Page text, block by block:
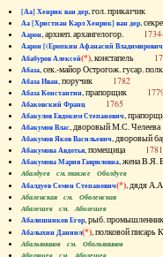
[Аа] Хенрик ван дер, гол. приказчик
Аа [Христиан Карл Хенрик] ван дер,
Аарон, архиеп. архангелогор.
Аарон [(Еропкин Афанасий
Абабуров Алексей(*), констапель
Абаза, сек.-майор Острогож. гусар.
Абаза Иван, поручик 1782
Абаза Константин, прапорщик
Абаковский Франц 1765
Абакулов Евдоким Степанович,
Абакумов Влас, дворовый М.С.
Абакумов Яков Васильевич, дворовый
Абакумова Авдотья, помещица 1781
Абакумова Мария Гавриловна, жена
Абалдуев см. также Оболдуев
Абалдуев Семен Степанович(*), дядя
Абаленская см. Оболенская
Абалешев см. Аболешев
Абалишников Егор, рыб.
Абалыхин Даниил(*), полковой
Абальянинов см. Обольянинов